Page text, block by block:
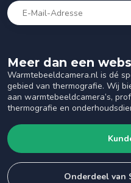
Meer dan een
Warmtebeeldcamera.nl is dé
gebied van thermografie. Wij
aan warmtebeeldcamera’s,
thermografie en
Onderdeel van